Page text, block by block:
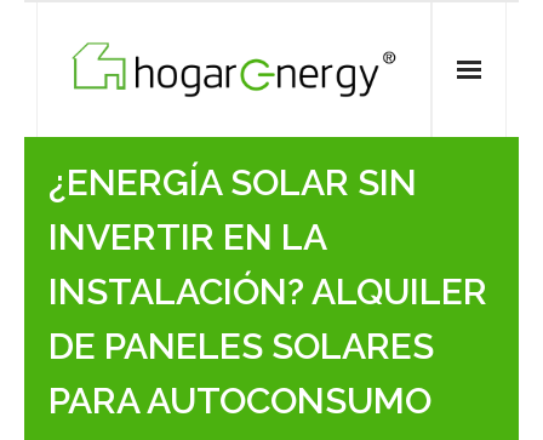
¿ENERGÍA SOLAR SIN
INVERTIR EN LA
INSTALACIÓN? ALQUILER
DE PANELES SOLARES
PARA AUTOCONSUMO